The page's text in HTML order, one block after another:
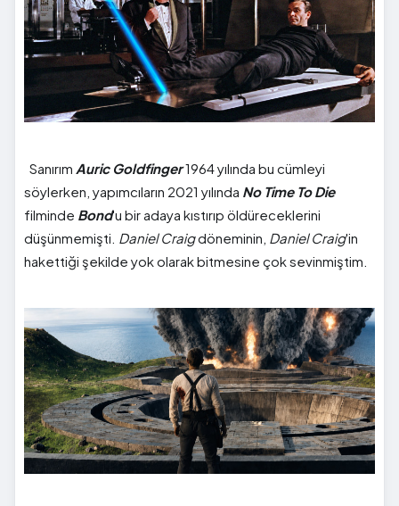
Sanırım Auric Goldfinger1964 yılında bu cümleyi
söylerken, yapımcıların 2021 yılında No Time To Die
filminde Bond'u bir adaya kıstırıp öldüreceklerini
düşünmemişti. Daniel Craigdöneminin, Daniel Craig'in
hakettiği şekilde yok olarak bitmesine çok sevinmiştim.